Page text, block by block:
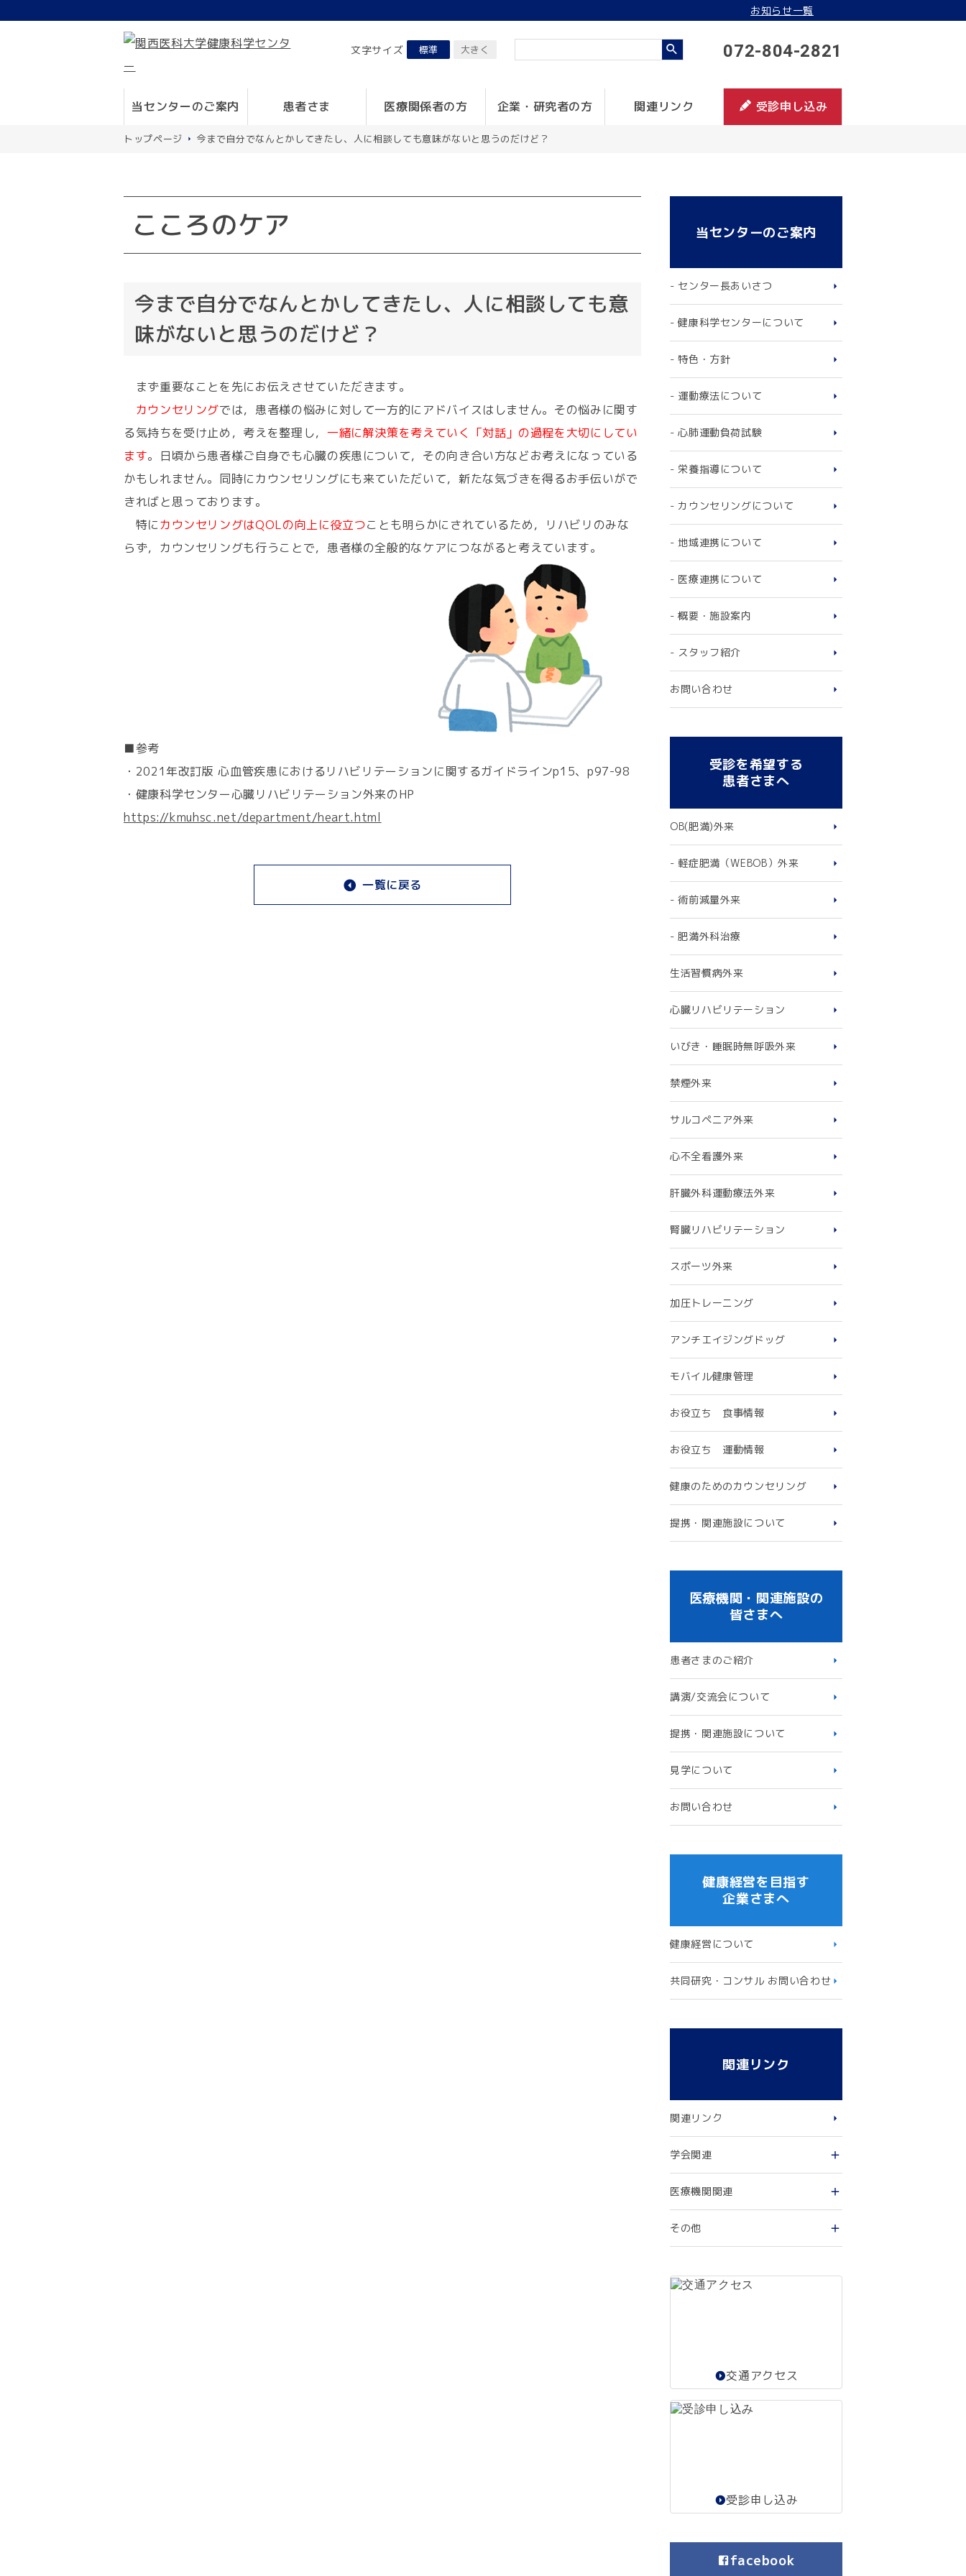
お知らせ一覧
文字サイズ 標準 大きく 072-804-2821
当センターのご案内 患者さま 医療関係者の方 企業・研究者の方 関連リンク 受診申し込み
トップページ 今まで自分でなんとかしてきたし、人に相談しても意味がないと思うのだけど？
こころのケア
今まで自分でなんとかしてきたし、人に相談しても意
味がないと思うのだけど？
まず重要なことを先にお伝えさせていただきます。
カウンセリングでは，患者様の悩みに対して一方的にアドバイスはしません。その悩みに関す
る気持ちを受け止め，考えを整理し， 一緒に解決策を考えていく「対話」の過程を大切にしてい
ます。日頃から患者様ご自身でも心臓の疾患について，その向き合い方などお考えになっている
かもしれません。同時にカウンセリングにも来ていただいて，新たな気づきを得るお手伝いがで
きればと思っております。
特にカウンセリングはQOLの向上に役立つことも明らかにされているため，リハビリのみな
らず，カウンセリングも行うことで，患者様の全般的なケアにつながると考えています。
■参考
・2021年改訂版 心血管疾患におけるリハビリテーションに関するガイドラインp15、p97-98
・健康科学センター心臓リハビリテーション外来のHP
https://kmuhsc.net/department/heart.html
一覧に戻る
当センターのご案内
- センター長あいさつ
- 健康科学センターについて
- 特色・方針
- 運動療法について
- 心肺運動負荷試験
- 栄養指導について
- カウンセリングについて
- 地域連携について
- 医療連携について
- 概要・施設案内
- スタッフ紹介
お問い合わせ
受診を希望する
患者さまへ
OB(肥満)外来
- 軽症肥満（WEBOB）外来
- 術前減量外来
- 肥満外科治療
生活習慣病外来
心臓リハビリテーション
いびき・睡眠時無呼吸外来
禁煙外来
サルコペニア外来
心不全看護外来
肝臓外科運動療法外来
腎臓リハビリテーション
スポーツ外来
加圧トレーニング
アンチエイジングドッグ
モバイル健康管理
お役立ち 食事情報
お役立ち 運動情報
健康のためのカウンセリング
提携・関連施設について
医療機関・関連施設の
皆さまへ
患者さまのご紹介
講演/交流会について
提携・関連施設について
見学について
お問い合わせ
健康経営を目指す
企業さまへ
健康経営について
共同研究・コンサル お問い合わせ
関連リンク
関連リンク
学会関連
医療機関関連
その他
交通アクセス
受診申し込み
facebook